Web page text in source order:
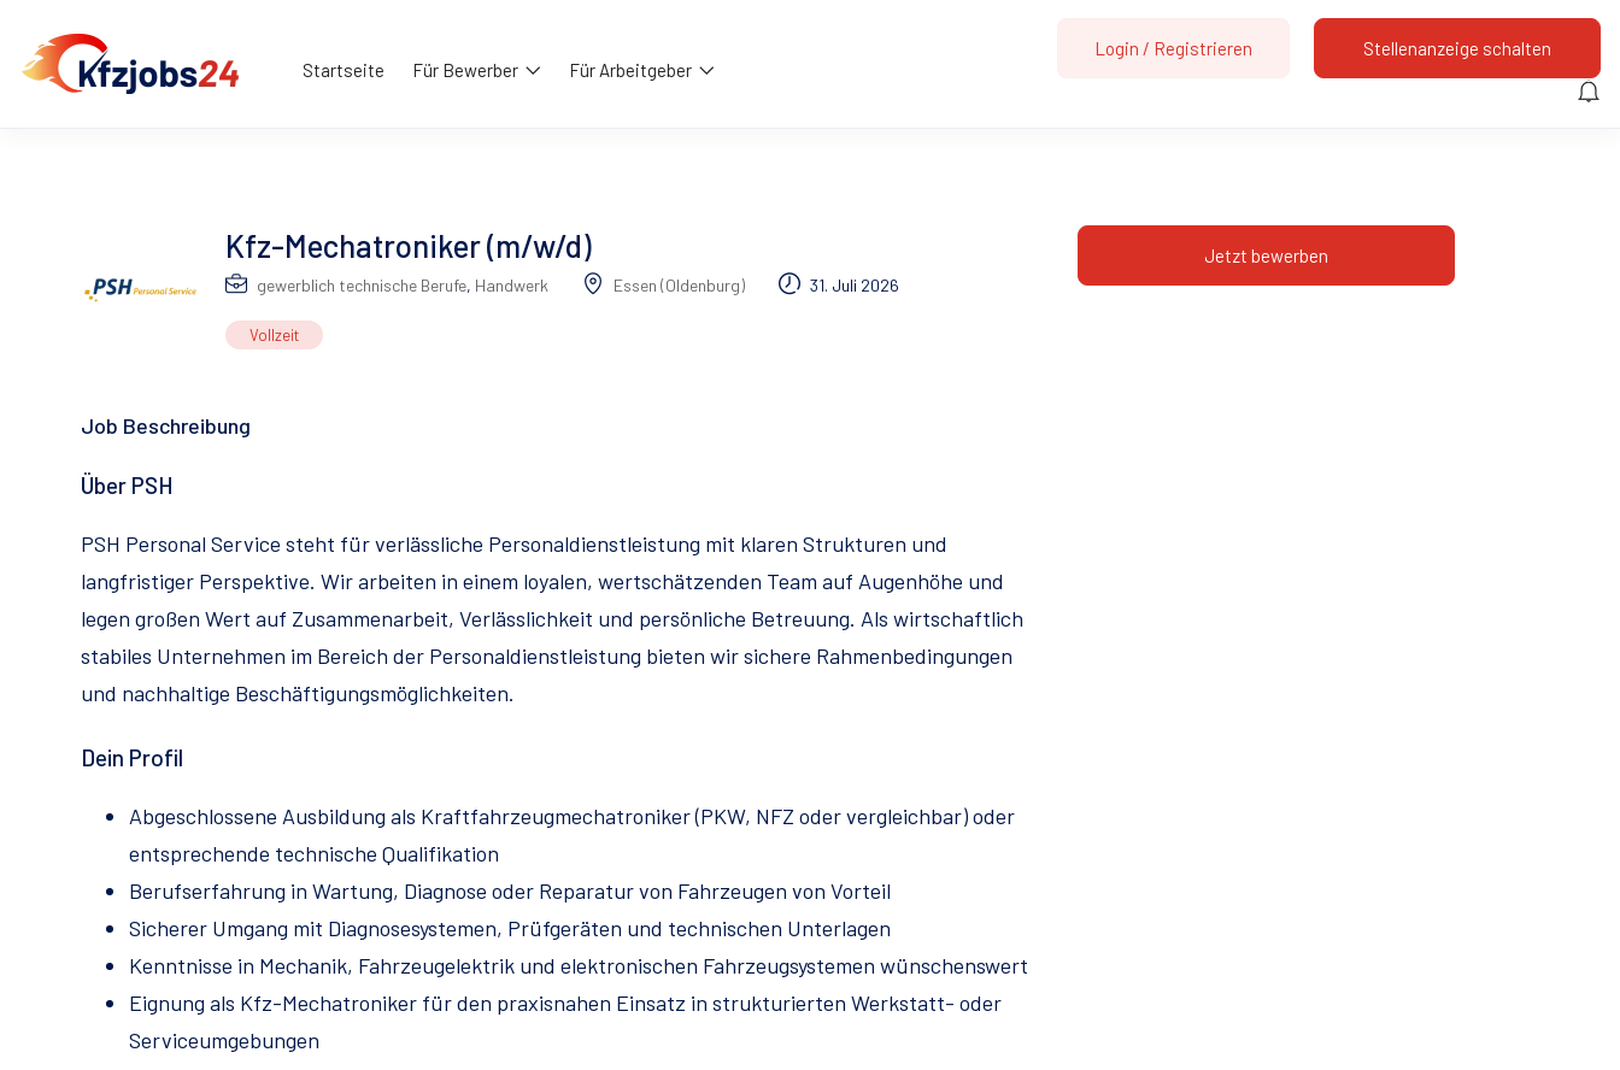
Startseite Für Bewerber Für Arbeitgeber
Login / Registrieren Stellenanzeige schalten
Kfz-Mechatroniker (m/w/d)
gewerblich technische Berufe, Handwerk Essen (Oldenburg) 31. Juli 2026
Vollzeit
Job Beschreibung
Über PSH
PSH Personal Service steht für verlässliche Personaldienstleistung mit klaren Strukturen und
langfristiger Perspektive. Wir arbeiten in einem loyalen, wertschätzenden Team auf Augenhöhe und
legen großen Wert auf Zusammenarbeit, Verlässlichkeit und persönliche Betreuung. Als wirtschaftlich
stabiles Unternehmen im Bereich der Personaldienstleistung bieten wir sichere Rahmenbedingungen
und nachhaltige Beschäftigungsmöglichkeiten.
Dein Profil
Abgeschlossene Ausbildung als Kraftfahrzeugmechatroniker (PKW, NFZ oder vergleichbar) oder
entsprechende technische Qualifikation
Berufserfahrung in Wartung, Diagnose oder Reparatur von Fahrzeugen von Vorteil
Sicherer Umgang mit Diagnosesystemen, Prüfgeräten und technischen Unterlagen
Kenntnisse in Mechanik, Fahrzeugelektrik und elektronischen Fahrzeugsystemen wünschenswert
Eignung als Kfz-Mechatroniker für den praxisnahen Einsatz in strukturierten Werkstatt- oder
Serviceumgebungen
Jetzt bewerben